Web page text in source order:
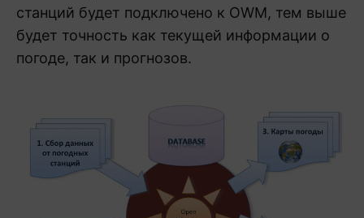
станций будет подключено к OWM, тем выше
будет точность как текущей информации о
погоде, так и прогнозов.